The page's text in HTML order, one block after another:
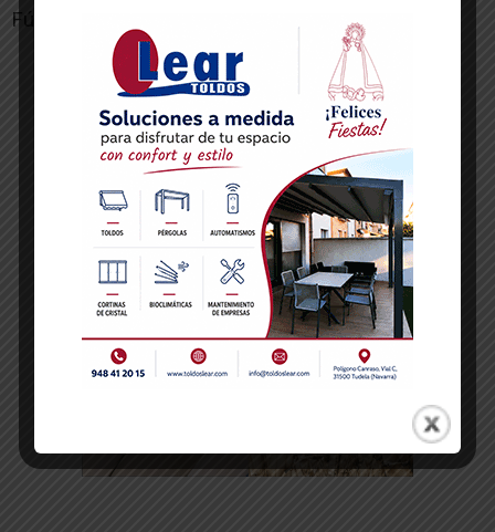
Fútbol.
-- Publicidad --